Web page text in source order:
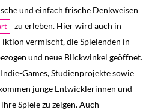
und einfach frische Denkweisen
zu erleben. Hier wird auch in
vermischt, die Spielenden in
und neue Blickwinkel geöffnet.
Games, Studienprojekte sowie
junge Entwicklerinnen und
Spiele zu zeigen. Auch